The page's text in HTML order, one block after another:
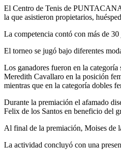
El Centro de Tenis de
la que asistieron propietarios,
La competencia contó con más de
El torneo se jugó bajo diferentes
Los ganadores fueron en la
Meredith Cavallaro en la posición
mientras que en la categoría dobles
Durante la premiación el afamado
Felix de los Santos en beneficio del
Al final de la premiación, Moises de
La actividad concluyó con una